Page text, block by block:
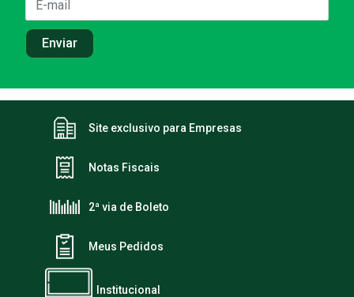
Site exclusivo para Empresas
Notas Fiscais
2ª via de Boleto
Meus Pedidos
Institucional